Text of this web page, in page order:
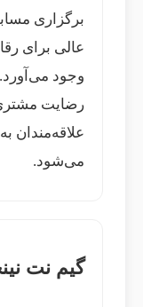
برگزاری
عالی برای
وجود
رضایت
علاقه‌مندان
می‌شود.
گیم نت